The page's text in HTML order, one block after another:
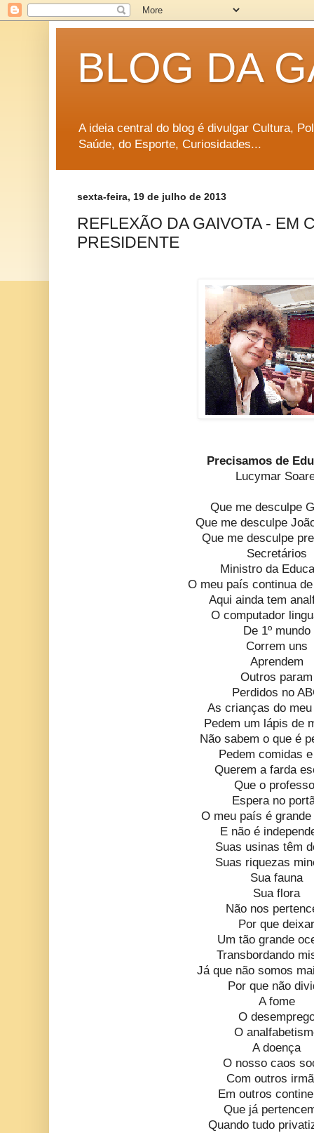
BLOG DA
A ideia central do blog é divulgar Cultura,
Saúde, do Esporte, Curiosidades...
sexta-feira, 19 de julho de 2013
REFLEXÃO DA GAIVOTA - EM
PRESIDENTE
Precisamos de
Lucymar
Que me desculpe
Que me desculpe
Que me desculpe
Secretários
Ministro da
O meu país continua
Aqui ainda tem
O computador
De 1º mundo
Correm uns
Aprendem
Outros param
Perdidos no
As crianças do
Pedem um lápis de
Não sabem o que é
Pedem comidas
Querem a farda
Que o
Espera no
O meu país é
E não é
Suas usinas têm
Suas riquezas
Sua fauna
Sua flora
Não nos
Por que
Um tão grande
Transbordando
Já que não somos
Por que não
A fome
O
O
A doença
O nosso caos
Com outros
Em outros
Que já
Quando tudo